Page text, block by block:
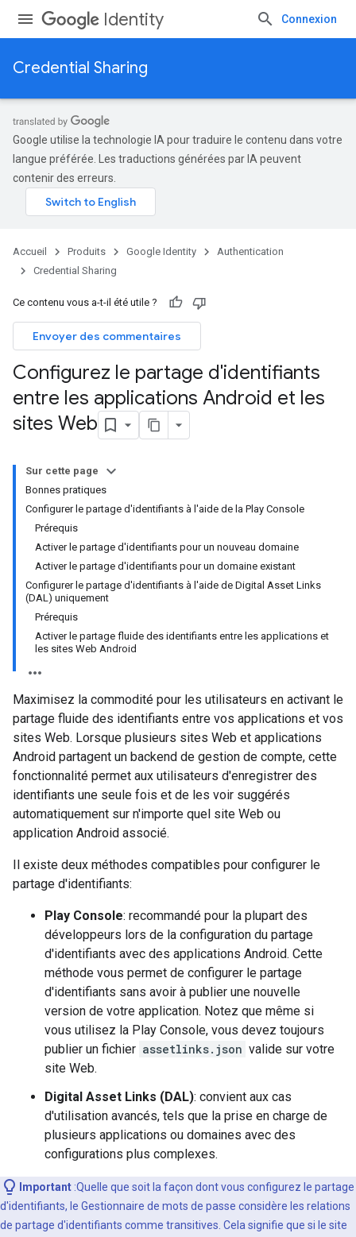
Identity Connexion
Credential Sharing
Google utilise la technologie IA pour traduire le contenu dans votre
langue préférée. Les traductions générées par IA peuvent
contenir des erreurs.
Accueil Produits Google Identity
Authentication
Credential Sharing
Ce contenu vous a-t-il été utile ?
Envoyer des commentaires
Configurez le partage d'identifiants
entre les applications Android et les
sites Web
Sur cette page
Bonnes pratiques
Configurer le partage d'identifiants à l'aide de la Play Console
Prérequis
Activer le partage d'identifiants pour un nouveau domaine
Activer le partage d'identifiants pour un domaine existant
Configurer le partage d'identifiants à l'aide de Digital Asset Links
(DAL) uniquement
Prérequis
Activer le partage fluide des identifiants entre les applications et
les sites Web Android
Maximisez la commodité pour les utilisateurs en activant le
partage fluide des identifiants entre vos applications et vos
sites Web. Lorsque plusieurs sites Web et applications
Android partagent un backend de gestion de compte, cette
fonctionnalité permet aux utilisateurs d'enregistrer des
identifiants une seule fois et de les voir suggérés
automatiquement sur n'importe quel site Web ou
application Android associé.
Il existe deux méthodes compatibles pour configurer le
partage d'identifiants:
Play Console: recommandé pour la plupart des
développeurs lors de la configuration du partage
d'identifiants avec des applications Android. Cette
méthode vous permet de configurer le partage
d'identifiants sans avoir à publier une nouvelle
version de votre application. Notez que même si
vous utilisez la Play Console, vous devez toujours
publier un fichier assetlinks.json valide sur votre
site Web.
Digital Asset Links (DAL): convient aux cas
d'utilisation avancés, tels que la prise en charge de
plusieurs applications ou domaines avec des
configurations plus complexes.
Important :Quelle que soit la façon dont vous configurez le partage
d'identifiants, le Gestionnaire de mots de passe considère les relations
de partage d'identifiants comme transitives. Cela signifie que si le site